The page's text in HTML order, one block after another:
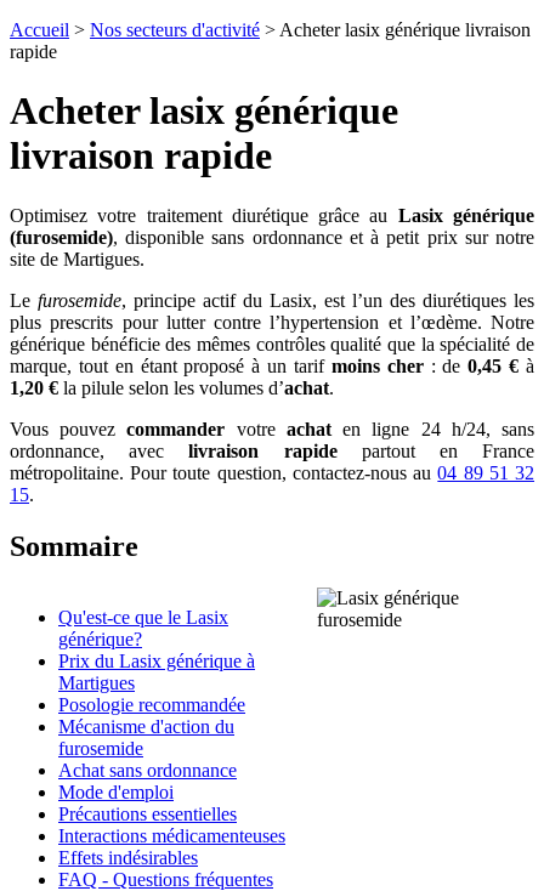
Accueil > Nos secteurs d'activité > Acheter lasix générique livraison
rapide
Acheter lasix générique
livraison rapide
Optimisez votre traitement diurétique grâce au Lasix générique
(furosemide), disponible sans ordonnance et à petit prix sur notre
site de Martigues.
Le furosemide, principe actif du Lasix, est l’un des diurétiques les
plus prescrits pour lutter contre l’hypertension et l’œdème. Notre
générique bénéficie des mêmes contrôles qualité que la spécialité de
marque, tout en étant proposé à un tarif moins cher: de0,45 € à
1,20 € la pilule selon les volumes d’achat.
Vous pouvezcommander votre achaten ligne 24 h/24, sans
ordonnance, aveclivraison rapidepartout en France
métropolitaine. Pour toute question, contactez-nous au04 89 51 32
15.
Sommaire
Qu'est-ce que le Lasix
générique?
Prix du Lasix générique à
Martigues
Posologie recommandée
Mécanisme d'action du
furosemide
Achat sans ordonnance
Mode d'emploi
Précautions essentielles
Interactions médicamenteuses
Effets indésirables
FAQ - Questions fréquentes